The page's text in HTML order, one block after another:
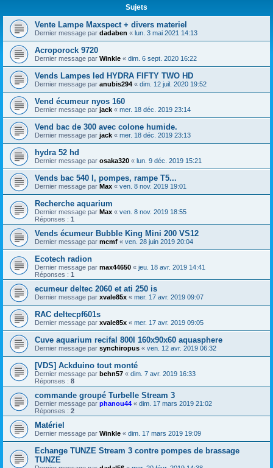
Sujets
Vente Lampe Maxspect + divers materiel
Dernier message par dadaben « lun. 3 mai 2021 14:13
Acroporock 9720
Dernier message par Winkle « dim. 6 sept. 2020 16:22
Vends Lampes led HYDRA FIFTY TWO HD
Dernier message par anubis294 « dim. 12 juil. 2020 19:52
Vend écumeur nyos 160
Dernier message par jack « mer. 18 déc. 2019 23:14
Vend bac de 300 avec colone humide.
Dernier message par jack « mer. 18 déc. 2019 23:13
hydra 52 hd
Dernier message par osaka320 « lun. 9 déc. 2019 15:21
Vends bac 540 l, pompes, rampe T5...
Dernier message par Max « ven. 8 nov. 2019 19:01
Recherche aquarium
Dernier message par Max « ven. 8 nov. 2019 18:55
Réponses : 1
Vends écumeur Bubble King Mini 200 VS12
Dernier message par mcmf « ven. 28 juin 2019 20:04
Ecotech radion
Dernier message par max44650 « jeu. 18 avr. 2019 14:41
Réponses : 1
ecumeur deltec 2060 et ati 250 is
Dernier message par xvale85x « mer. 17 avr. 2019 09:07
RAC deltecpf601s
Dernier message par xvale85x « mer. 17 avr. 2019 09:05
Cuve aquarium recifal 800l 160x90x60 aquasphere
Dernier message par synchiropus « ven. 12 avr. 2019 06:32
[VDS] Ackduino tout monté
Dernier message par behn57 « dim. 7 avr. 2019 16:33
Réponses : 8
commande groupé Turbelle Stream 3
Dernier message par phanou44 « dim. 17 mars 2019 21:02
Réponses : 2
Matériel
Dernier message par Winkle « dim. 17 mars 2019 19:09
Echange TUNZE Stream 3 contre pompes de brassage
TUNZE